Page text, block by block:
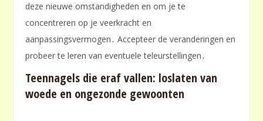
deze nieuwe omstandigheden en om je te
concentreren op je veerkracht en
aanpassingsvermogen․ Accepteer de veranderingen en
probeer te leren van eventuele teleurstellingen․
Teennagels die eraf vallen: loslaten van
woede en ongezonde gewoonten